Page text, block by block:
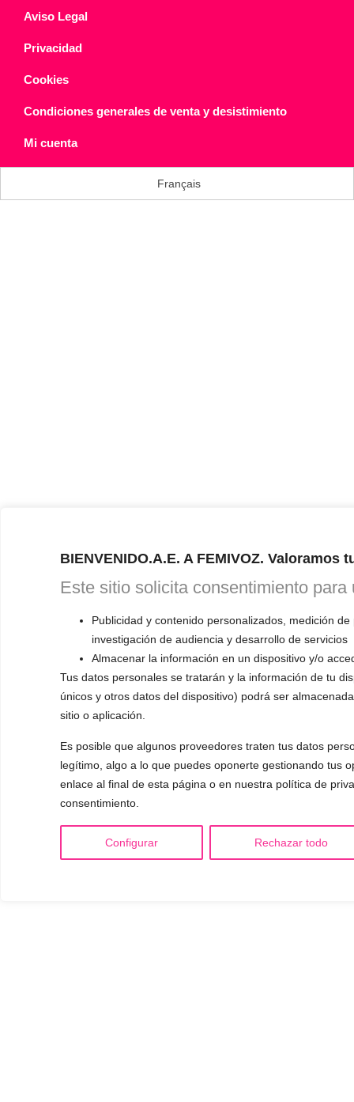
BIENVENIDO.A.E. A FEMIVOZ. Valoramos
Este sitio solicita consentimiento para
Publicidad y contenido personalizados, medición
investigación de audiencia y desarrollo de servicios
Almacenar la información en un dispositivo y/o
Tus datos personales se tratarán y la información de tu
únicos y otros datos del dispositivo) podrá ser
sitio o aplicación.
Es posible que algunos proveedores traten tus datos
legítimo, algo a lo que puedes oponerte gestionando tus
enlace al final de esta página o en nuestra política de
consentimiento.
Configurar Rechazar todo
Aviso Legal
Privacidad
Cookies
Condiciones generales de venta y desistimiento
Mi cuenta
Français